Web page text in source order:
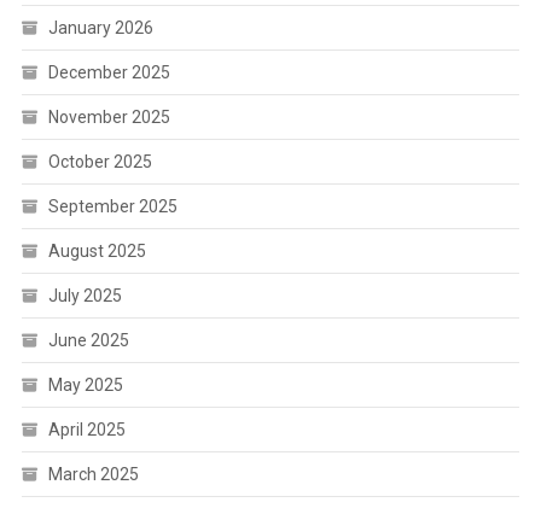
January 2026
December 2025
November 2025
October 2025
September 2025
August 2025
July 2025
June 2025
May 2025
April 2025
March 2025